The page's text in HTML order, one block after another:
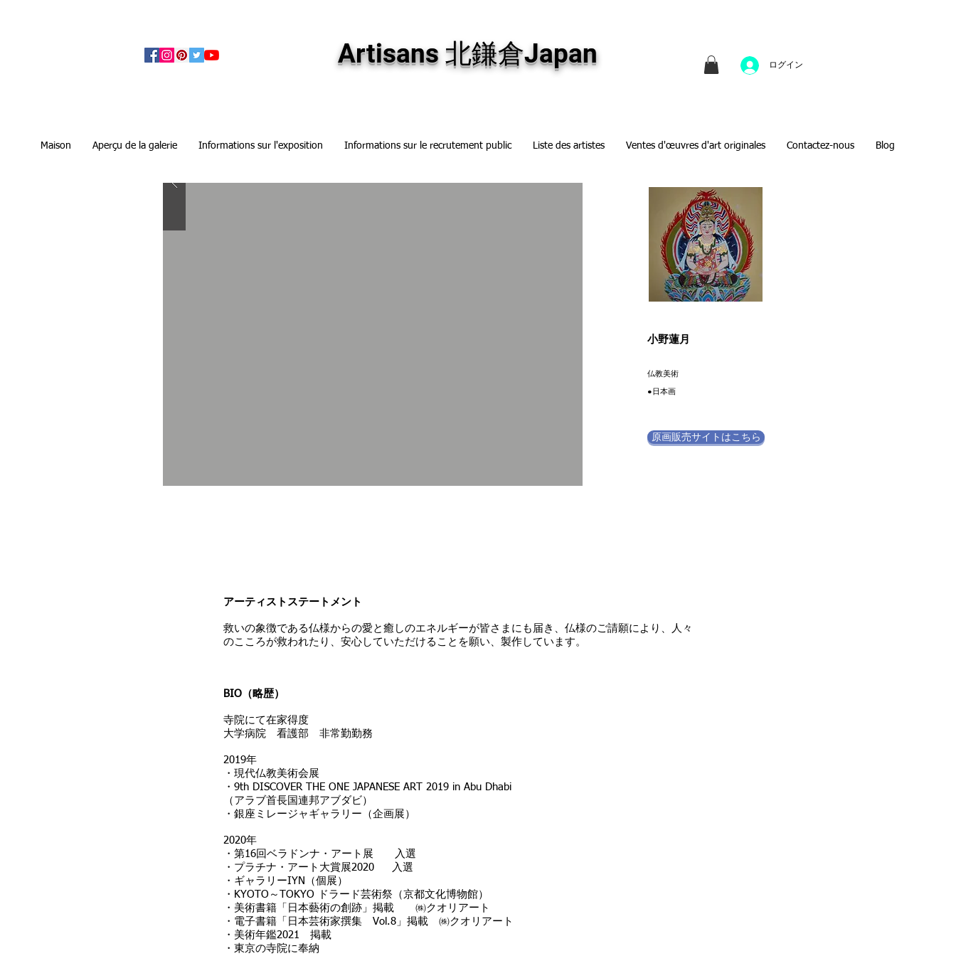
Artisans 北鎌倉Japan ログイン
Maison Aperçu de la galerie Informations sur l'exposition Informations sur le recrutement public Liste des artistes Ventes d'œuvres d'art originales Contactez-nous Blog
小野蓮月
仏教美術
●日本画
原画販売サイトはこちら
アーティストステートメント
救いの象徴である仏様からの愛と癒しのエネルギーが皆さまにも届き、仏様のご請願により、人々
のこころが救われたり、安心していただけることを願い、製作しています。
BIO（略歴）
寺院にて在家得度
大学病院 看護部 非常勤勤務
2019年
・現代仏教美術会展
・9th DISCOVER THE ONE JAPANESE ART 2019 in Abu Dhabi
（アラブ首長国連邦アブダビ）
・銀座ミレージャギャラリー（企画展）
2020年
・第16回ベラドンナ・アート展 入選
・プラチナ・アート大賞展2020 入選
・ギャラリーIYN（個展）
・KYOTO～TOKYO ドラード芸術祭（京都文化博物館）
・美術書籍「日本藝術の創跡」掲載 ㈱クオリアート
・電子書籍「日本芸術家撰集 Vol.8」掲載 ㈱クオリアート
・美術年鑑2021 掲載
・東京の寺院に奉納